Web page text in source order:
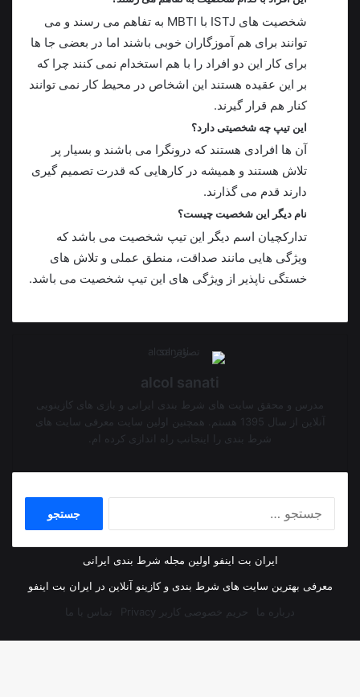
شخصیت های ISTJ با MBTI به تفاهم می رسند و می
توانند برای هم آموزگاران خوبی باشند اما در بعضی جا ها
برای کار این دو افراد را با هم استخدام نمی کنند چرا که
بر این عقیده هستند این اشخاص در محیط کار نمی توانند
کنار هم قرار گیرند.
این تیپ چه شخصیتی دارد؟
آن ها افرادی هستند که درونگرا می باشند و بسیار پر
تلاش هستند و همیشه در کارهایی که قدرت تصمیم گیری
دارند قدم می گذارند.
نام دیگر این شخصیت چیست؟
تدارکچیان اسم دیگر این تیپ شخصیت می باشد که
ویژگی هایی مانند صداقت، منطق عملی و تلاش های
خستگی ناپذیر از ویژگی های این تیپ شخصیت می باشد.
alcol sanati
مدرس و محقق سایت های شرط بندی ایرانی و بازی های کازینویی
آنلاین از سال 1395 هستم. همچنین اولین سایت معرفی سایت های
شرط بندی را اینجانب راه اندازی کرده ام.
ایران بت اینفو اولین مجله شرط بندی ایرانی
معرفی بهترین سایت های شرط بندی و کازینو آنلاین در ایران بت اینفو
درباره ما
حریم خصوصی کاربر Privacy تماس با ما